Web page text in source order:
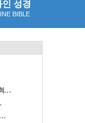
인 성경
BIBLE
…
…